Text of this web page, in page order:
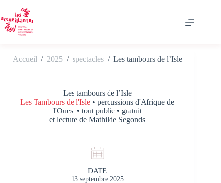
contenu
Accueil / 2025 / spectacles / Les tambours de l’Isle
Les tambours de l’Isle
Les Tambours de l'Isle • percussions d'Afrique de
l'Ouest • tout public • gratuit
et lecture de Mathilde Segonds
DATE
13 septembre 2025